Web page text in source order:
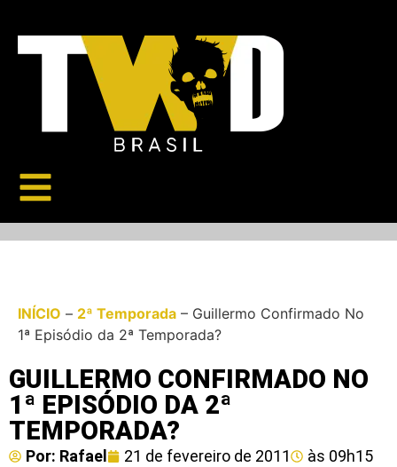
INÍCIO – 2ª Temporada – Guillermo Confirmado No
1ª Episódio da 2ª Temporada?
GUILLERMO CONFIRMADO NO
1ª EPISÓDIO DA 2ª
TEMPORADA?
Por: Rafael 21 de fevereiro de 2011 às 09h15